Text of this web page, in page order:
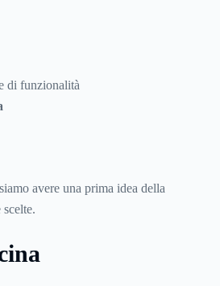
di funzionalità
avere una prima idea della